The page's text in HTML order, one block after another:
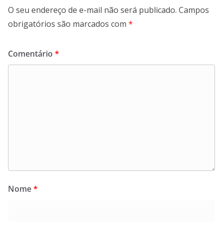
O seu endereço de e-mail não será publicado. Campos
obrigatórios são marcados com *
Comentário *
Nome*